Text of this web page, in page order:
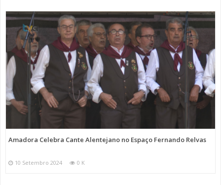
Amadora Celebra Cante Alentejano no Espaço Fernando Relvas
10 Setembro 2024 0 K